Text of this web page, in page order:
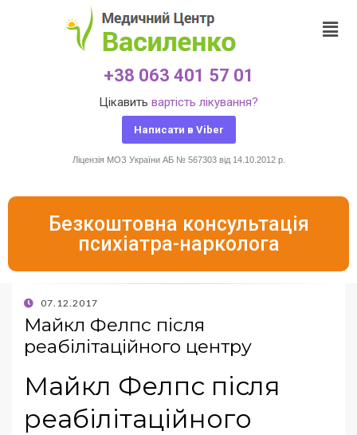
+38 063 401 57 01
Цікавить вартість лікування?
Написати в Viber
Ліцензія МОЗ України АБ № 567303 від 14.10.2012 р.
Безкоштовна консультація
психіатра-нарколога
07.12.2017
Майкл Фелпс після
реабілітаційного центру
Майкл Фелпс після
реабілітаційного